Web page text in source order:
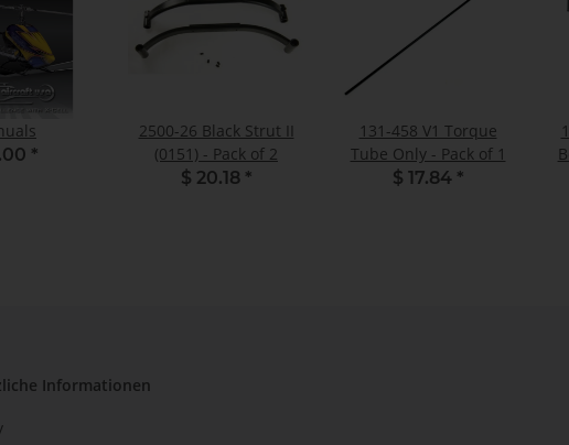
*
2500-26 Black Strut II
(0151) - Pack of 2
$ 20.18 *
131-458 V1 Torque
Tube Only - Pack of 1
$ 17.84 *
Informationen